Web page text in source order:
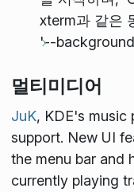
xterm과 같은
'--
멀티미디어
JuK, KDE's music
support. New UI
the menu bar and
currently playing